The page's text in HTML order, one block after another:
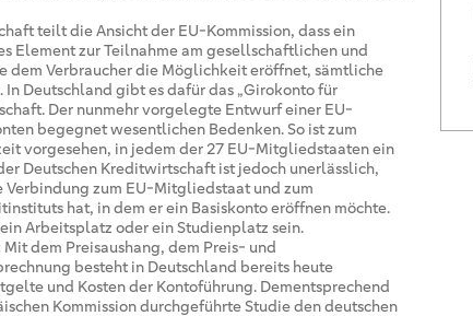
teilt die Ansicht der EU-Kommission, dass ein
Element zur Teilnahme am gesellschaftlichen und
Verbraucher die Möglichkeit eröffnet, sämtliche
Deutschland gibt es dafür das „Girokonto für
Der nunmehr vorgelegte Entwurf einer EU-
begegnet wesentlichen Bedenken. So ist zum
vorgesehen, in jedem der 27 EU-Mitgliedstaaten ein
Deutschen Kreditwirtschaft ist jedoch unerlässlich,
zum EU-Mitgliedstaat und zum
hat, in dem er ein Basiskonto eröffnen möchte.
Arbeitsplatz oder ein Studienplatz sein.
Mit dem Preisaushang, dem Preis- und
besteht in Deutschland bereits heute
und Kosten der Kontoführung. Dementsprechend
Kommission durchgeführte Studie den deutschen